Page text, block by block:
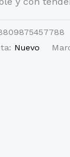
Nuevo